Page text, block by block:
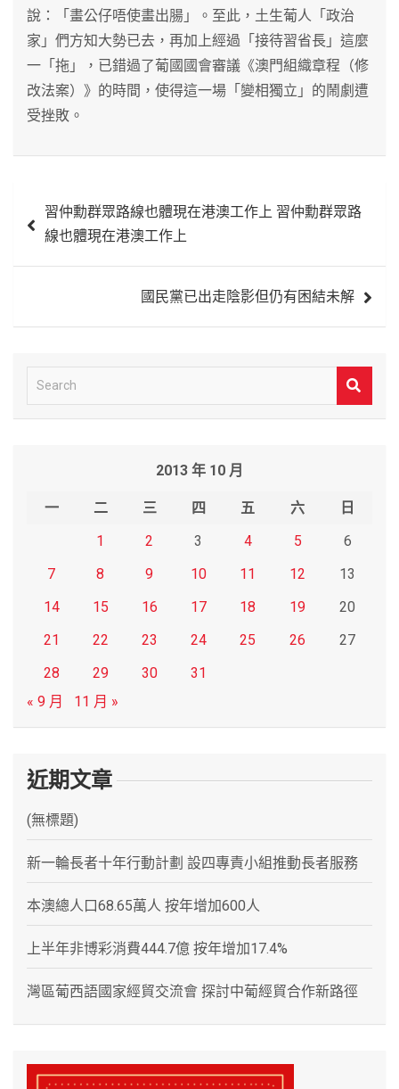
說：「畫公仔唔使畫出腸」。至此，土生葡人「政治
家」們方知大勢已去，再加上經過「接待習省長」這麼
一「拖」，已錯過了葡國國會審議《澳門組織章程（修
改法案）》的時間，使得這一場「變相獨立」的鬧劇遭
受挫敗。
章
習仲勳群眾路線也體現在港澳工作上 習仲勳群眾路
線也體現在港澳工作上
國民黨已出走陰影但仍有困結未解
e
2013 年 10 月
一 二 三 四 五 六
日
1
2 3 4 5
6
7
8 9 10 11 12
13
14
15 16 17 18 19
20
21
22 23 24 25 26
27
28
29 30
31
« 9 月
11 月 »
近期文章
(無標題)
新一輪長者十年行動計劃 設四專責小組推動長者服務
本澳總人口68.65萬人 按年增加600人
上半年非博彩消費444.7億 按年增加17.4%
灣區葡西語國家經貿交流會 探討中葡經貿合作新路徑